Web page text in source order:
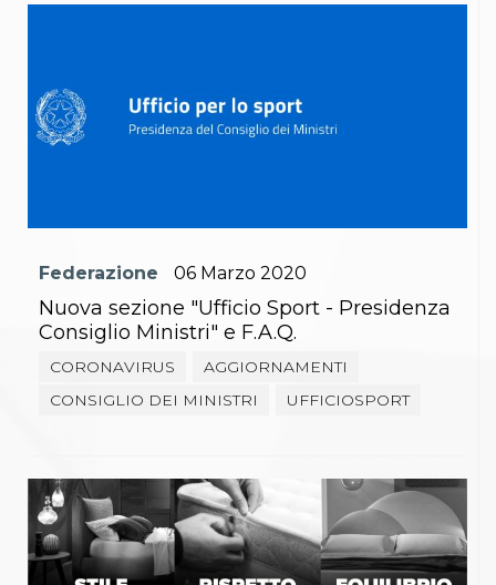
Federazione 06 Marzo 2020
Nuova sezione "Ufficio Sport - Presidenza
Consiglio Ministri" e F.A.Q.
CORONAVIRUS
AGGIORNAMENTI
CONSIGLIO DEI MINISTRI
UFFICIOSPORT